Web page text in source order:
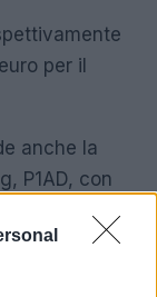
per il
anche la
P1AD, con
a prezzi
Italia